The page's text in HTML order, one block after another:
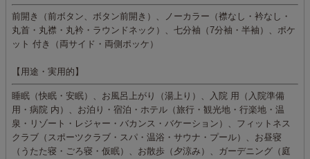
前開き（前ボタン、ボタン前開き）、ノーカラー（襟なし・衿なし・
丸首・丸襟・丸衿・ラウンドネック）、七分袖（7分袖・半袖）、ポケ
ット 付き（両サイド・両側ポッケ）
【用途・実用的】
睡眠（快眠・安眠）、お風呂上がり（湯上り）、入院 用（入院準備
用・病院 内）、お泊り・宿泊・ホテル（旅行・観光地・行楽地・温
泉・リゾート・レジャー・バカンス・バケーション）、フィットネス
クラブ（スポーツクラブ・スパ・温浴・サウナ・プール）、お昼寝
（うたた寝・ごろ寝・仮眠）、お散歩（夕涼み）、ガーデニング（庭